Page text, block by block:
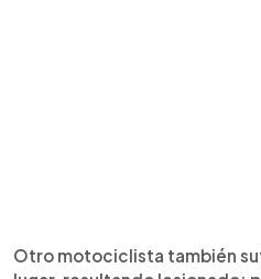
Otro motociclista también